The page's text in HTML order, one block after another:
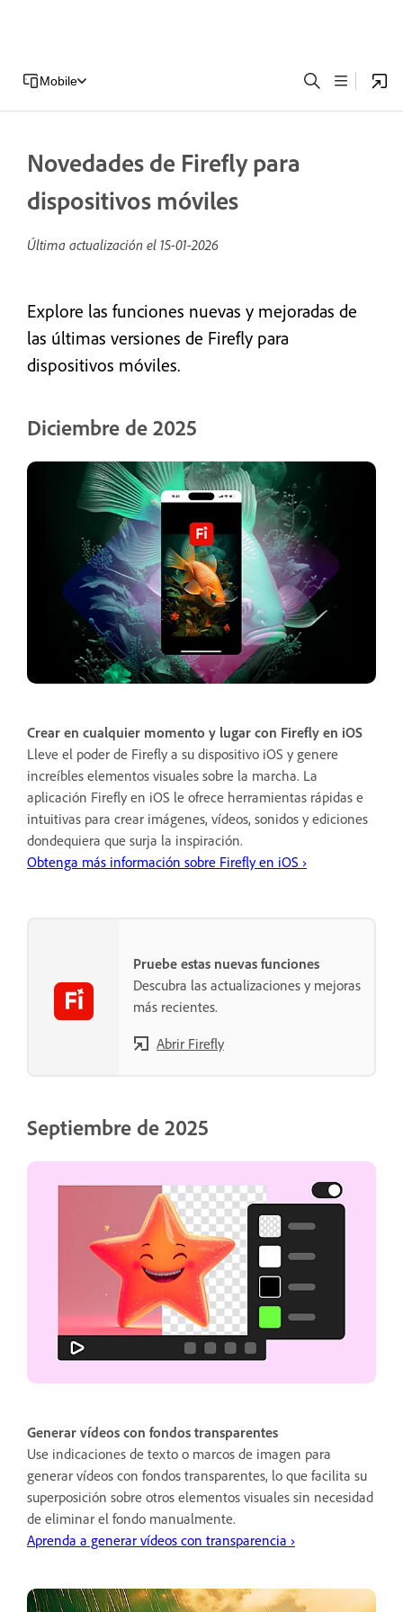
Mobile
Novedades de Firefly para
dispositivos móviles
Última actualización el 15-01-2026
Explore las funciones nuevas y mejoradas de
las últimas versiones de Firefly para
dispositivos móviles.
Diciembre de 2025
Crear en cualquier momento y lugar con Firefly en iOS
Lleve el poder de Firefly a su dispositivo iOS y genere
increíbles elementos visuales sobre la marcha. La
aplicación Firefly en iOS le ofrece herramientas rápidas e
intuitivas para crear imágenes, vídeos, sonidos y ediciones
dondequiera que surja la inspiración.
Obtenga más información sobre Firefly en iOS ›
Pruebe estas nuevas funciones
Descubra las actualizaciones y mejoras
más recientes.
Abrir Firefly
Septiembre de 2025
Generar vídeos con fondos transparentes
Use indicaciones de texto o marcos de imagen para
generar vídeos con fondos transparentes, lo que facilita su
superposición sobre otros elementos visuales sin necesidad
de eliminar el fondo manualmente.
Aprenda a generar vídeos con transparencia ›